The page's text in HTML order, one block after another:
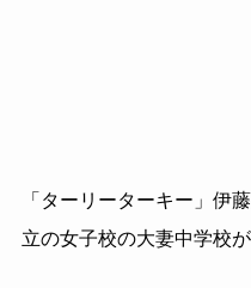
「ターリーターキー」伊
立の女子校の大妻中学校が